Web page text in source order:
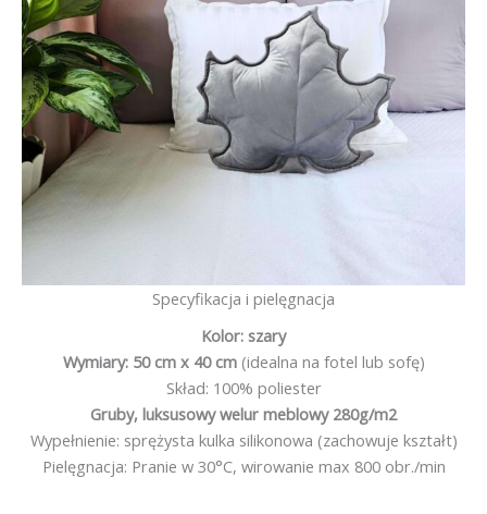
Specyfikacja i pielęgnacja
Kolor: szary
Wymiary: 50 cm x 40 cm(idealna na fotel lub sofę)
Skład: 100% poliester
Gruby, luksusowy welur meblowy 280g/m2
Wypełnienie: sprężysta kulka silikonowa (zachowuje kształt)
Pielęgnacja: Pranie w 30°C, wirowanie max 800 obr./min